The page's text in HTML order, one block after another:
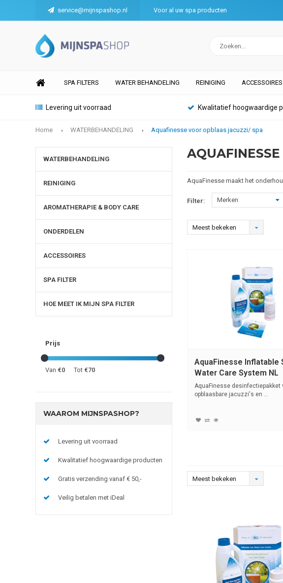
service@mijnspashop.nl Voor al uw spa producten
SPA FILTERS WATER BEHANDELING REINIGING ACCESSOIRES
Levering uit voorraad Kwalitatief hoogwaardige
Home WATERBEHANDELING Aquafinesse voor opblaas jacuzzi/ spa
WATERBEHANDELING
REINIGING
AROMATHERAPIE & BODY CARE
ONDERDELEN
ACCESSOIRES
SPA FILTER
HOE MEET IK MIJN SPA FILTER
Prijs
Van €0 Tot €70
WAAROM MIJNSPASHOP?
Levering uit voorraad
Kwalitatief hoogwaardige producten
Gratis verzending vanaf € 50,-
Veilig betalen met iDeal
AquaFinesse maakt het
Filter: Merken
Meest bekeken
AquaFinesse Inflatable
Water Care System NL
AquaFinesse desinfectiepakket
opblaasbare jacuzzi's en ...
Meest bekeken